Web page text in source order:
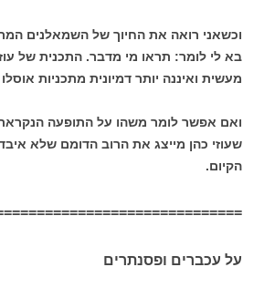
וכשאני רואה את החיוך של השמאלנים
בא לי לומר: תראו מי מדבר. התכנית של
מעשית ואיננה יותר דמיונית מתכניות
ואם אפשר לומר משהו על התופעה הנקראת
שעוזי כהן מייצג את הרוב הדומם שלא
הקיום.
על עכברים ופסנתרים